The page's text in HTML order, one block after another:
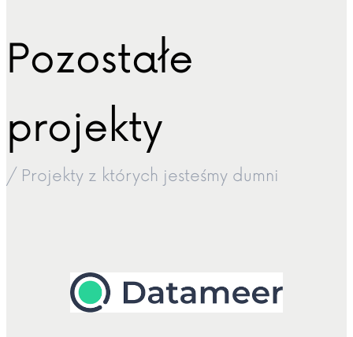
Pozostałe
projekty
/ Projekty z których jesteśmy dumni